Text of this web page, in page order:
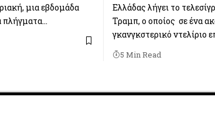
μια εβδομάδα
πλήγματα…
Ελλάδας λήγει το
Τραμπ, ο οποίος σε ένα
γκανγκστερικό ντελίριο
5 Min Read